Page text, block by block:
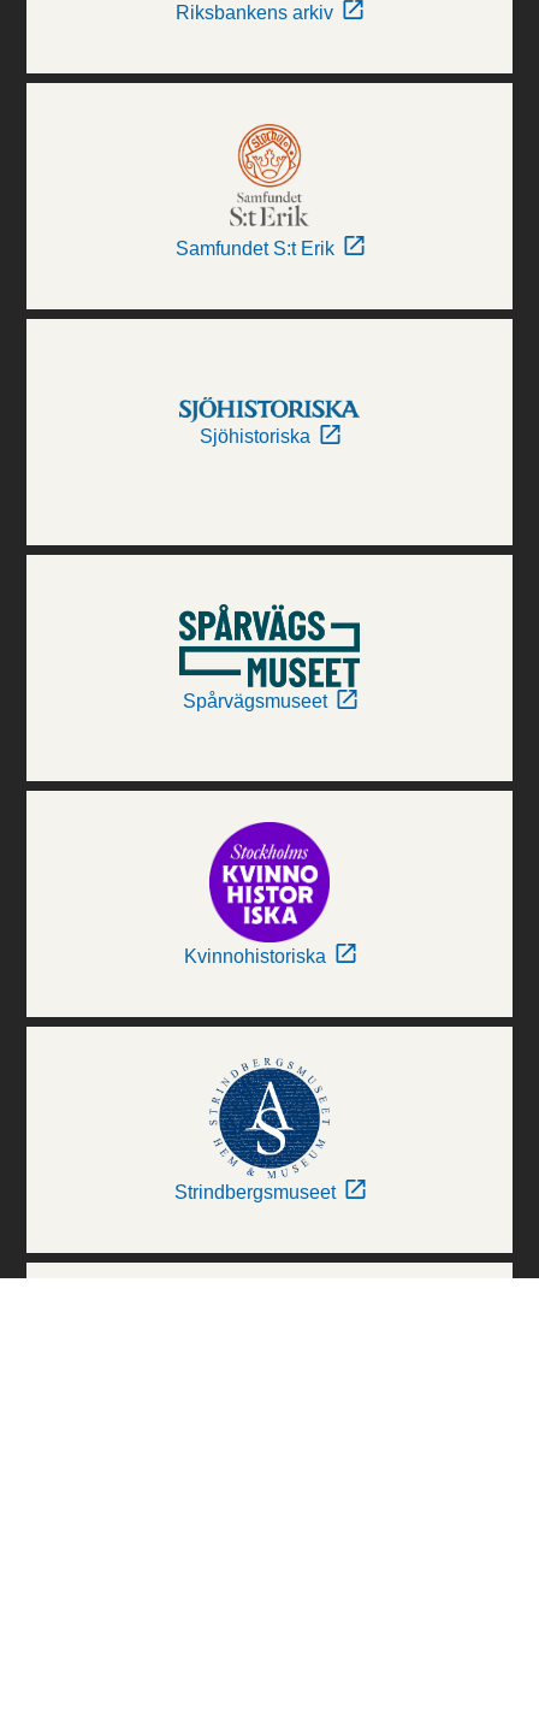
Riksbankens arkiv
Samfundet S:t Erik
Sjöhistoriska
Spårvägsmuseet
Kvinnohistoriska
Strindbergsmuseet